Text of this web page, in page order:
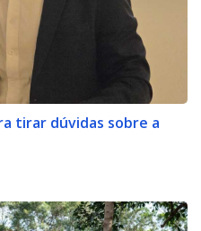
tirar dúvidas sobre a